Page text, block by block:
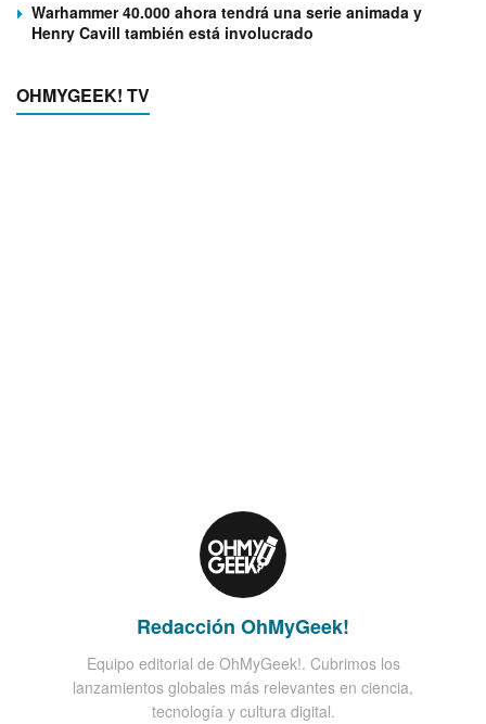
Warhammer 40.000 ahora tendrá una serie animada y
Henry Cavill también está involucrado
OHMYGEEK! TV
Redacción OhMyGeek!
Equipo editorial de OhMyGeek!. Cubrimos los
lanzamientos globales más relevantes en ciencia,
tecnología y cultura digital.